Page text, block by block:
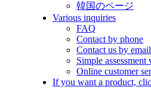
韓国のページ
Various inquiries
FAQ
Contact by phone
Contact us by email
Simple
Online customer
If you want a product,